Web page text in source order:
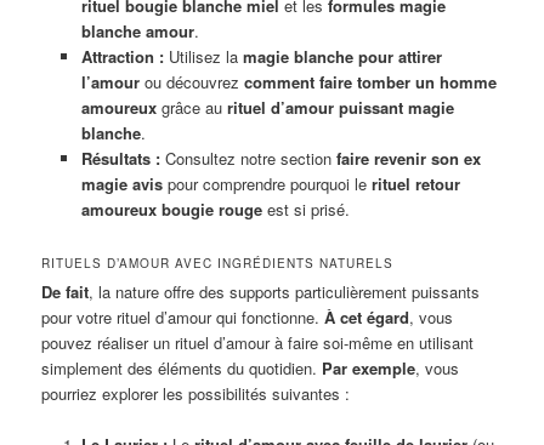
rituel bougie blanche miel et les formules magie
blanche amour.
Attraction :Utilisez la magie blanche pour attirer
l’amourou découvrez comment faire tomber un homme
amoureuxgrâce au rituel d’amour puissant magie
blanche.
Résultats :Consultez notre section faire revenir son ex
magie avispour comprendre pourquoi le rituel retour
amoureux bougie rougeest si prisé.
RITUELS D’AMOUR AVEC INGRÉDIENTS NATURELS
De fait, la nature offre des supports particulièrement puissants
pour votre rituel d’amour qui fonctionne.À cet égard, vous
pouvez réaliser un rituel d’amour à faire soi-même en utilisant
simplement des éléments du quotidien. Par exemple, vous
pourriez explorer les possibilités suivantes :